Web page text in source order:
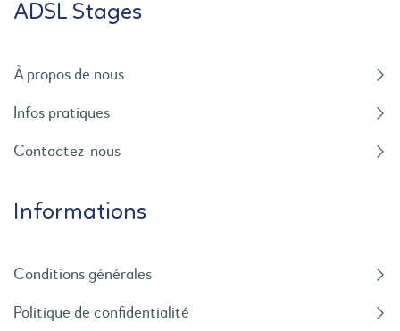
ADSL Stages
À propos de nous
Infos pratiques
Contactez-nous
Informations
Conditions générales
Politique de confidentialité